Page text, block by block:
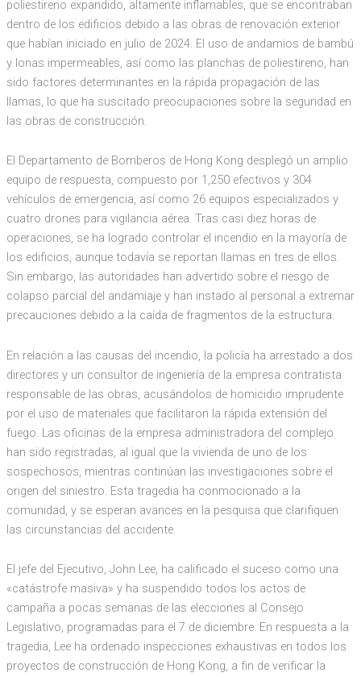
poliestireno expandido, altamente inflamables, que se encontraban
dentro de los edificios debido a las obras de renovación exterior
que habían iniciado en julio de 2024. El uso de andamios de bambú
y lonas impermeables, así como las planchas de poliestireno, han
sido factores determinantes en la rápida propagación de las
llamas, lo que ha suscitado preocupaciones sobre la seguridad en
las obras de construcción.
El Departamento de Bomberos de Hong Kong desplegó un amplio
equipo de respuesta, compuesto por 1,250 efectivos y 304
vehículos de emergencia, así como 26 equipos especializados y
cuatro drones para vigilancia aérea. Tras casi diez horas de
operaciones, se ha logrado controlar el incendio en la mayoría de
los edificios, aunque todavía se reportan llamas en tres de ellos.
Sin embargo, las autoridades han advertido sobre el riesgo de
colapso parcial del andamiaje y han instado al personal a extremar
precauciones debido a la caída de fragmentos de la estructura.
En relación a las causas del incendio, la policía ha arrestado a dos
directores y un consultor de ingeniería de la empresa contratista
responsable de las obras, acusándolos de homicidio imprudente
por el uso de materiales que facilitaron la rápida extensión del
fuego. Las oficinas de la empresa administradora del complejo
han sido registradas, al igual que la vivienda de uno de los
sospechosos, mientras continúan las investigaciones sobre el
origen del siniestro. Esta tragedia ha conmocionado a la
comunidad, y se esperan avances en la pesquisa que clarifiquen
las circunstancias del accidente.
El jefe del Ejecutivo, John Lee, ha calificado el suceso como una
«catástrofe masiva» y ha suspendido todos los actos de
campaña a pocas semanas de las elecciones al Consejo
Legislativo, programadas para el 7 de diciembre. En respuesta a la
tragedia, Lee ha ordenado inspecciones exhaustivas en todos los
proyectos de construcción de Hong Kong, a fin de verificar la